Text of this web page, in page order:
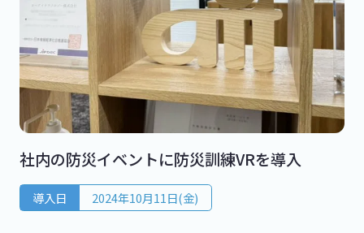
社内の防災イベントに防災訓練VRを導入
導入日 2024年10月11日(金)